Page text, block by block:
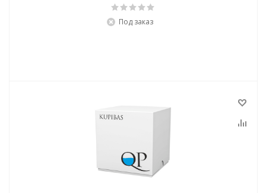
Под заказ